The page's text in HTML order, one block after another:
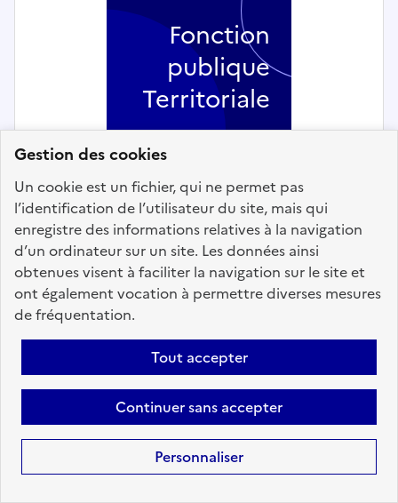
Gestion des cookies
Un cookie est un fichier, qui ne permet pas
l’identification de l’utilisateur du site, mais qui
enregistre des informations relatives à la navigation
d’un ordinateur sur un site. Les données ainsi
obtenues visent à faciliter la navigation sur le site et
ont également vocation à permettre diverses mesures
de fréquentation.
Tout accepter
Continuer sans accepter
Personnaliser
Assistant éducatif petite enfance
(h/f) - MAIRIE DE SAUDEMONT
Social, enfance et famille
Fonction publique :
Fonction publique Territoriale
En ligne depuis le 10 juillet 2026
Ajouter aux favoris: Assistant éducatif petite
Fonction
publique
Territoriale